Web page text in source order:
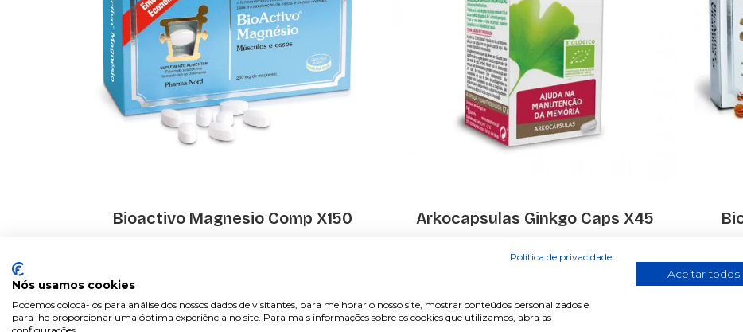
Bioactivo Magnesio Comp X150 Arkocapsulas Ginkgo Caps X45
Política de privacidade
Nós usamos cookies
Podemos colocá-los para análise dos nossos dados de visitantes, para melhorar o nosso site, mostrar conteúdos personalizados e
para lhe proporcionar uma óptima experiência no site. Para mais informações sobre os cookies que utilizamos, abra as
Aceitar todos